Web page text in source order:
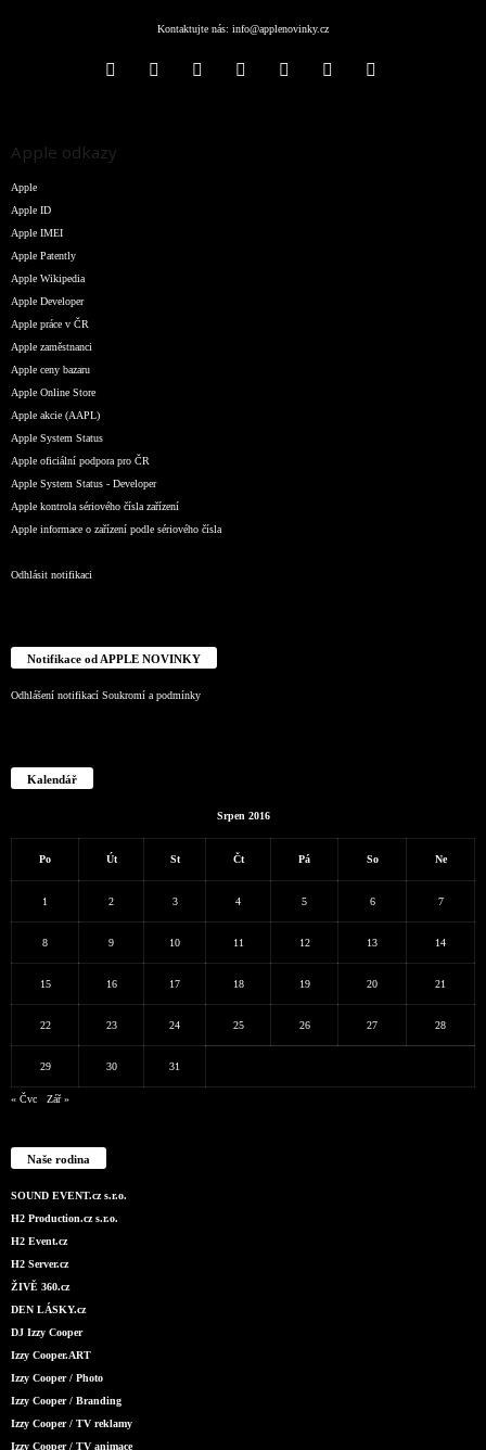
Kontaktujte nás: info@applenovinky.cz
Apple odkazy
Apple
Apple ID
Apple IMEI
Apple Patently
Apple Wikipedia
Apple Developer
Apple práce v ČR
Apple zaměstnanci
Apple ceny bazaru
Apple Online Store
Apple akcie (AAPL)
Apple System Status
Apple oficiální podpora pro ČR
Apple System Status - Developer
Apple kontrola sériového čísla zařízení
Apple informace o zařízení podle sériového čísla
Odhlásit notifikaci
Notifikace od APPLE NOVINKY
Odhlášení notifikací Soukromí a podmínky
Kalendář
Srpen 2016
Po Út St Čt Pá So Ne
1 2 3 4 5 6 7
8 9 10 11 12 13 14
15 16 17 18 19 20 21
22 23 24 25 26 27 28
29 30 31
« Čvc Zář »
Naše rodina
SOUND EVENT.cz s.r.o.
H2 Production.cz s.r.o.
H2 Event.cz
H2 Server.cz
ŽIVĚ 360.cz
DEN LÁSKY.cz
DJ Izzy Cooper
Izzy Cooper.ART
Izzy Cooper / Photo
Izzy Cooper / Branding
Izzy Cooper / TV reklamy
Izzy Cooper / TV animace